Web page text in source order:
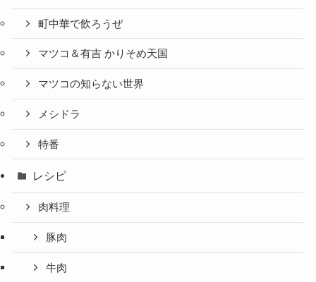
町中華で飲ろうぜ
マツコ＆有吉 かりそめ天国
マツコの知らない世界
メシドラ
特番
レシピ
肉料理
豚肉
牛肉